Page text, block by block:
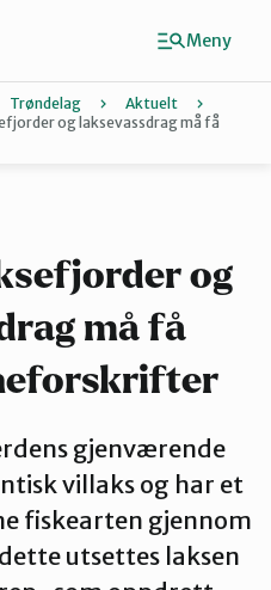
Trøndelag
Aktuelt
og laksevassdrag må få
og
må få
gjenværende
villaks og har et
fiskearten gjennom
utsettes laksen